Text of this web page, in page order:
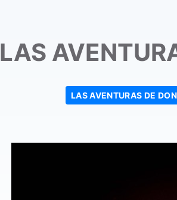
LAS
LAS AVENTURAS DE